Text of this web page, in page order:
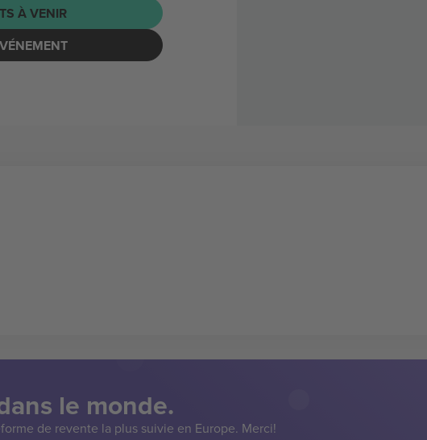
À VENIR
le monde.
de revente la plus suivie en Europe. Merci!